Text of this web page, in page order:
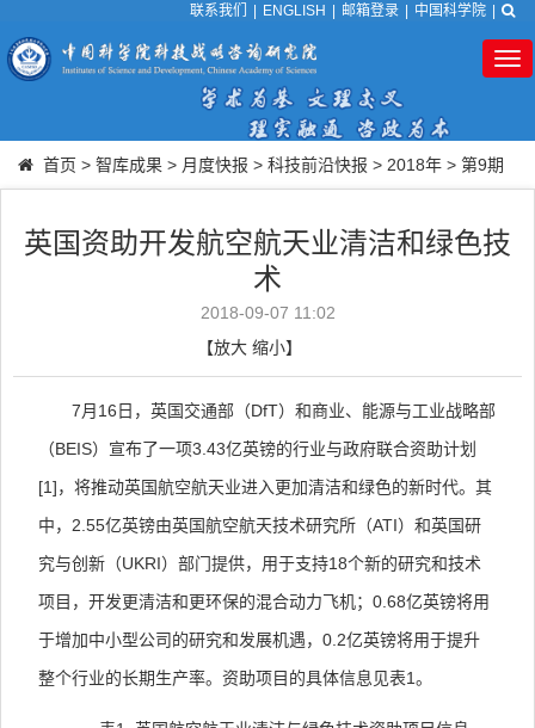
联系我们 ENGLISH 邮箱登录 中国科学院
首页 > 智库成果 > 月度快报 > 科技前沿快报 > 2018年 > 第9期
英国资助开发航空航天业清洁和绿色技
术
2018-09-07 11:02
【放大 缩小】
7月 16 日，英国交通部（DfT）和商业、能源与工业战略部
（BEIS）宣布了一项3.43亿英镑的行业与政府联合资助计划
[1]，将推动英国航空航天业进入更加清洁和绿色的新时代。其
中， 2.55亿英镑由英国航空航天技术研究所（ATI）和英国研
究与创新（UKRI）部门提供，用于支持18个新的研究和技术
项目，开发更清洁和更环保的混合动力飞机；0.68亿英镑将用
于增加中小型公司的研究和发展机遇，0.2亿英镑将用于提升
整个行业的长期生产率。资助项目的具体信息见表1。